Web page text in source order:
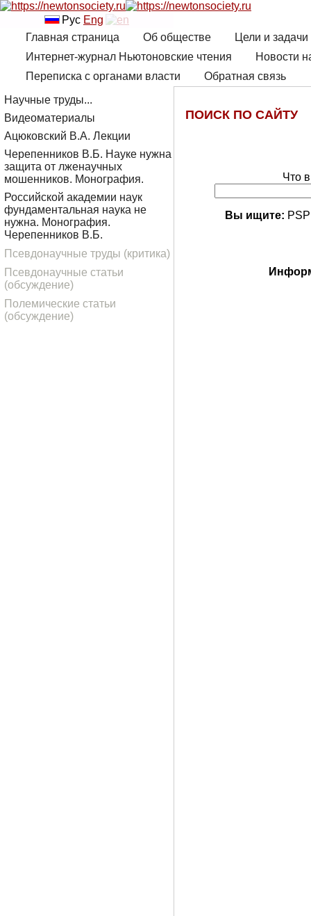
Рус Eng
Главная страница
Об обществе
Цели и
Интернет-журнал Ньютоновские чтения
Новости
Переписка с органами власти
Обратная связь
ПОИСК ПО САЙТУ
Что
Вы ищите:
Научные труды...
Видеоматериалы
Ацюковский В.А. Лекции
Черепенников В.Б. Науке нужна
защита от лженаучных
мошенников. Монография.
Российской академии наук
фундаментальная наука не
нужна. Монография.
Черепенников В.Б.
Псевдонаучные труды (критика)
Псевдонаучные статьи
(обсуждение)
Полемические статьи
(обсуждение)